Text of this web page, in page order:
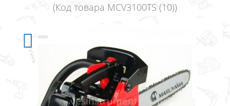
(Код товара MCV3100TS (10))